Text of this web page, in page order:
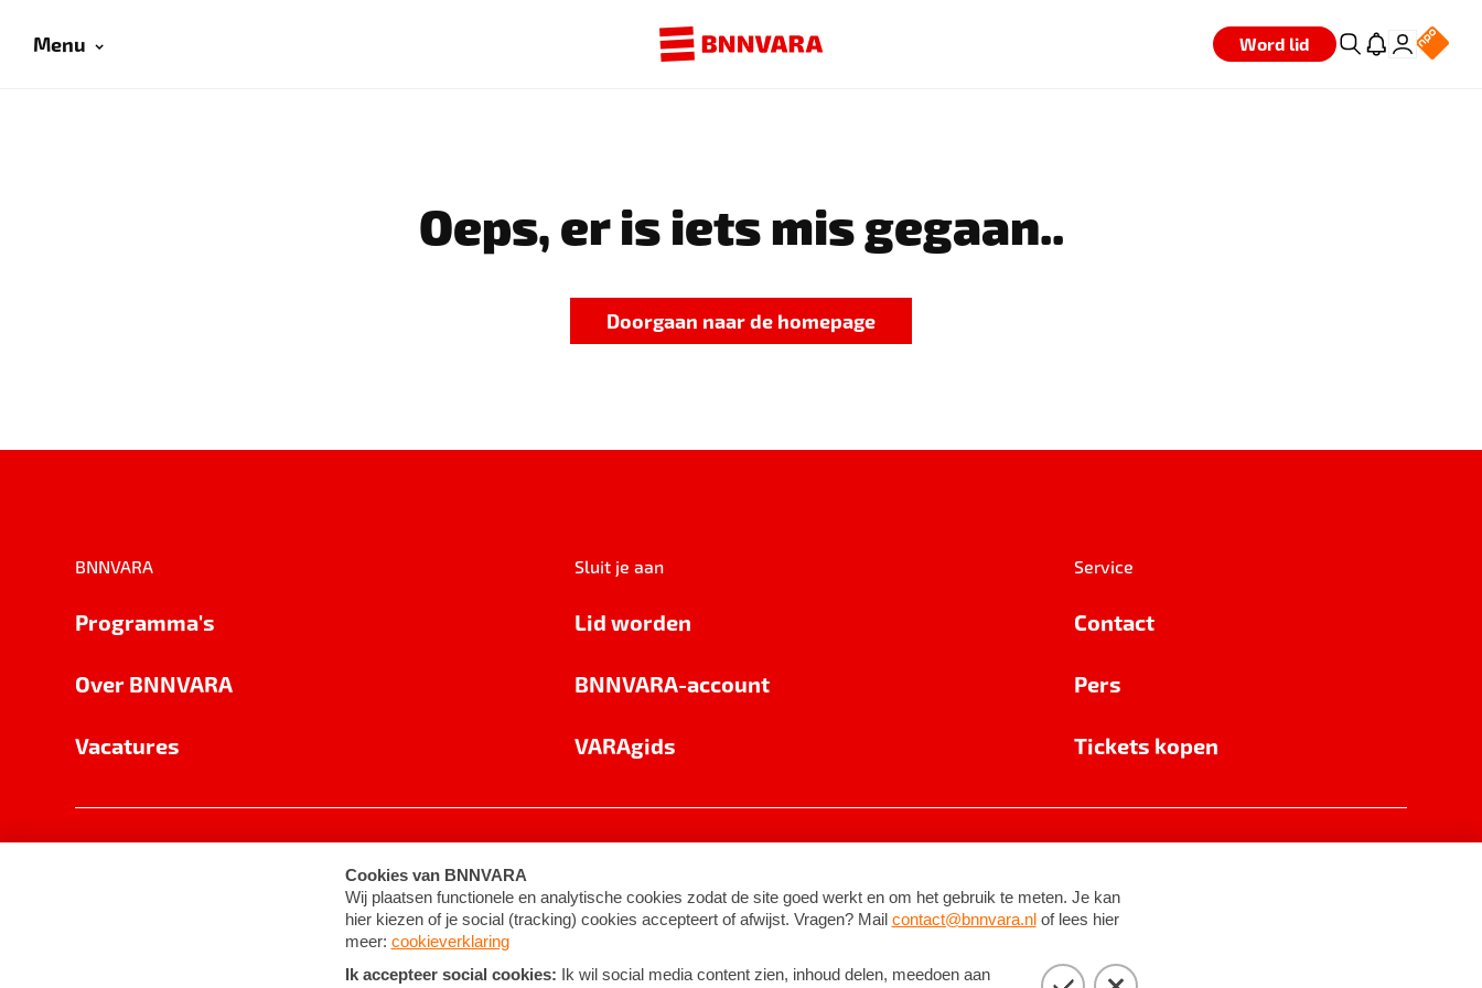
Menu Word lid
Oeps, er is iets mis gegaan..
Doorgaan naar de homepage
BNNVARA
Programma's
Over BNNVARA
Vacatures
Sluit je aan
Lid worden
BNNVARA-account
VARAgids
Service
Contact
Pers
Tickets kopen
Cookie-instellingen Algemene voorwaarden ©2026BNNVARA